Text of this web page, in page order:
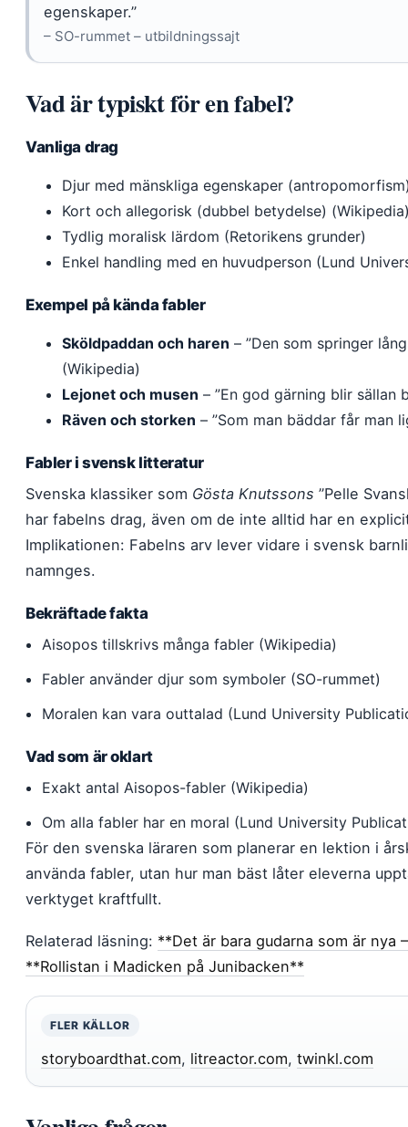
egenskaper.”
– SO-rummet – utbildningssajt
Vad är typiskt för en fabel?
Vanliga drag
Djur med mänskliga egenskaper
Kort och allegorisk (dubbel betydelse)
Tydlig moralisk lärdom (Retorikens grunder)
Enkel handling med en huvudperson (Lund
Exempel på kända fabler
Sköldpaddan och haren – ”Den som springer
(Wikipedia)
Lejonet och musen – ”En god gärning blir sällan
Räven och storken – ”Som man bäddar får man
Fabler i svensk litteratur
Svenska klassiker som Gösta Knutssons ”Pelle
har fabelns drag, även om de inte alltid har en
Implikationen: Fabelns arv lever vidare i svensk
namnges.
Bekräftade fakta
Aisopos tillskrivs många fabler (Wikipedia)
Fabler använder djur som symboler (SO-rummet)
Moralen kan vara outtalad (Lund University
Vad som är oklart
Exakt antal Aisopos-fabler (Wikipedia)
Om alla fabler har en moral (Lund University
För den svenska läraren som planerar en lektion i
använda fabler, utan hur man bäst låter eleverna
verktyget kraftfullt.
Relaterad läsning: **Det är bara gudarna som är nya
**Rollistan i Madicken på Junibacken**
FLER KÄLLOR
storyboardthat.com, litreactor.com, twinkl.com